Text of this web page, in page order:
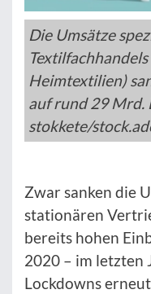
Die Umsätze
Heimtextilien)
auf rund 29 Mrd.
stokkete/
Zwar sanken die
stationären
bereits hohen
2020 – im letzten
Lockdowns